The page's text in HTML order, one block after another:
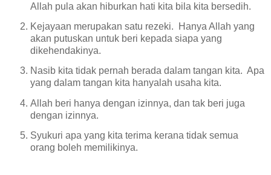
Allah pula akan hiburkan hati kita bila kita bersedih.
Kejayaan merupakan satu rezeki.
Hanya Allah yang
akan putuskan untuk beri kepada siapa yang
dikehendakinya.
Nasib kita tidak pernah berada dalam tangan kita. Apa
yang dalam tangan kita hanyalah usaha kita.
Allah beri hanya dengan izinnya, dan tak beri juga
dengan izinnya.
Syukuri apa yang kita terima kerana tidak semua
orang boleh memilikinya.